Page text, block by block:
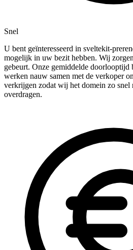
Snel
U bent geïnteresseerd in sveltekit-
mogelijk in uw bezit hebben. Wij
gebeurt. Onze gemiddelde doorlooptijd
werken nauw samen met de verkoper
verkrijgen zodat wij het domein zo snel
overdragen.